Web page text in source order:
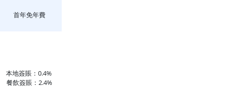
首年免年費
本地簽賬：0.4%
餐飲簽賬：2.4%